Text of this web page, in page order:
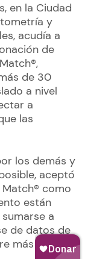
en la Ciudad
y
acudía a
de
de 30
a nivel
a
las
los demás y
aceptó
como
están
a
de datos de
más grande